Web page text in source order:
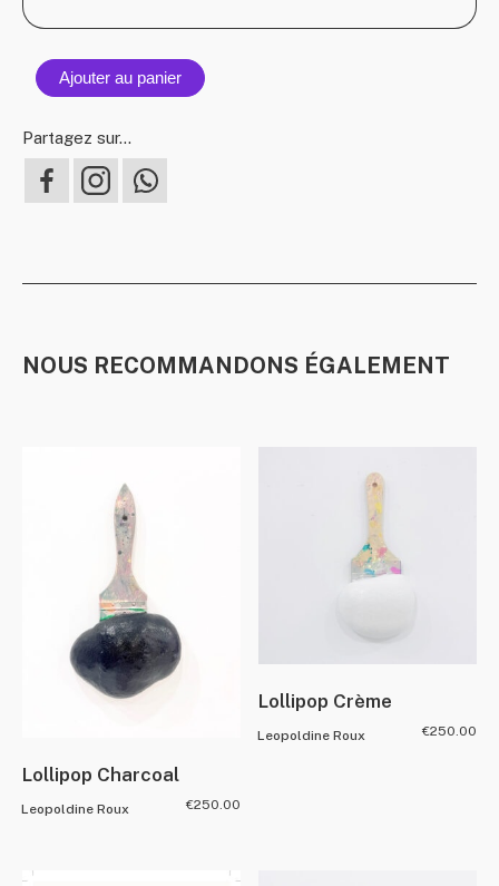
Ajouter au panier
Partagez sur...
NOUS RECOMMANDONS ÉGALEMENT
Lollipop Charcoal
Leopoldine Roux €250.00
Lollipop Crème
Leopoldine Roux €250.00